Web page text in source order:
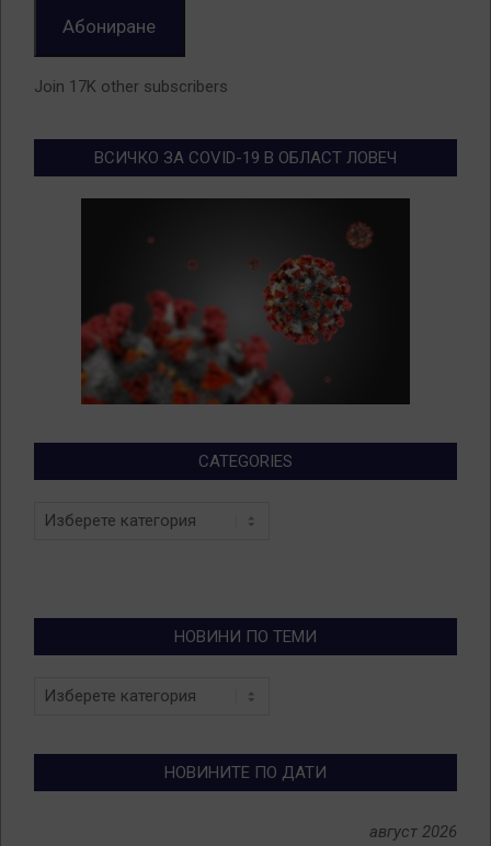
Абониране
Join 17K other subscribers
ВСИЧКО ЗА COVID-19 В ОБЛАСТ ЛОВЕЧ
CATEGORIES
Categories
НОВИНИ ПО ТЕМИ
Новини
НОВИНИТЕ ПО ДАТИ
август 2026